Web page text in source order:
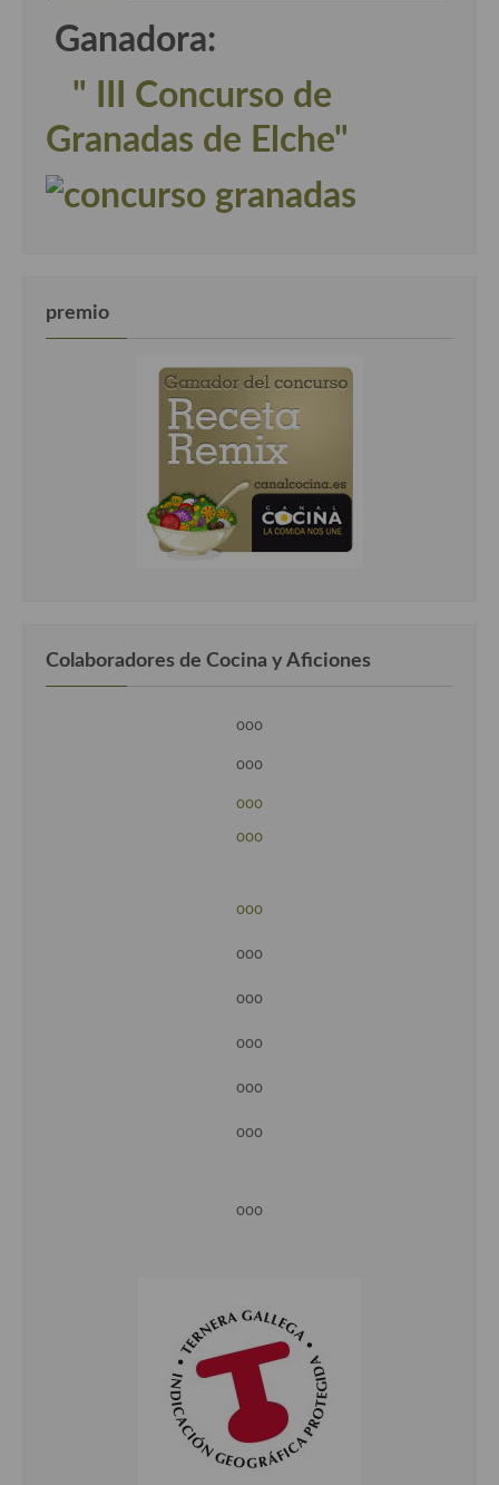
Ganadora:
" III Concurso de
Granadas de Elche"
premio
Colaboradores de Cocina y Aficiones
ooo
ooo
ooo
ooo
ooo
ooo
ooo
ooo
ooo
ooo
ooo